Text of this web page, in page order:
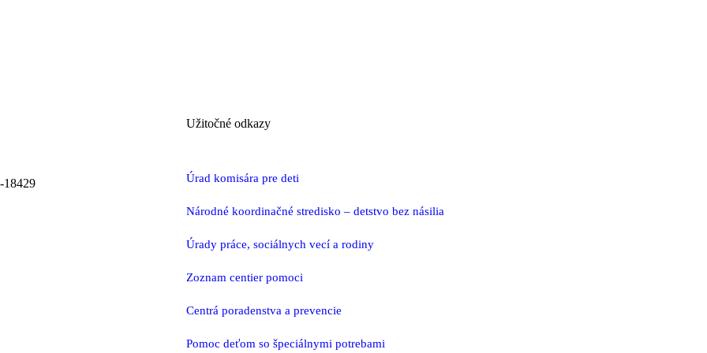
18429
Užitočné odkazy
Úrad komisára pre deti
Národné koordinačné stredisko – detstvo bez násilia
Úrady práce, sociálnych vecí a rodiny
Zoznam centier pomoci
Centrá poradenstva a prevencie
Pomoc deťom so špeciálnymi potrebami